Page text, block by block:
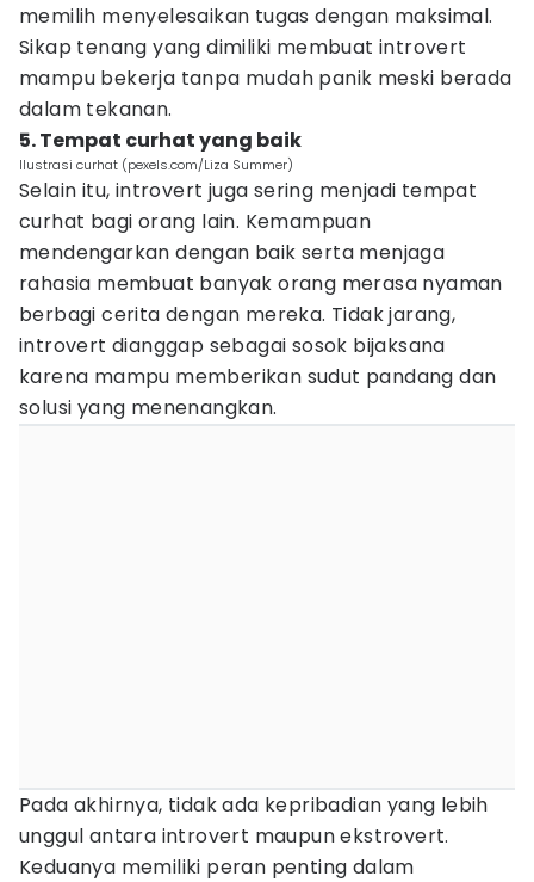
memilih menyelesaikan tugas dengan maksimal.
Sikap tenang yang dimiliki membuat introvert
mampu bekerja tanpa mudah panik meski berada
dalam tekanan.
5. Tempat curhat yang baik
Ilustrasi curhat (pexels.com/Liza Summer)
Selain itu, introvert juga sering menjadi tempat
curhat bagi orang lain. Kemampuan
mendengarkan dengan baik serta menjaga
rahasia membuat banyak orang merasa nyaman
berbagi cerita dengan mereka. Tidak jarang,
introvert dianggap sebagai sosok bijaksana
karena mampu memberikan sudut pandang dan
solusi yang menenangkan.
Pada akhirnya, tidak ada kepribadian yang lebih
unggul antara introvert maupun ekstrovert.
Keduanya memiliki peran penting dalam